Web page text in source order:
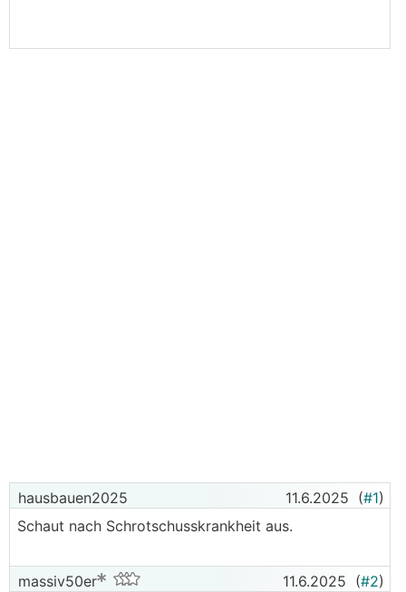
hausbauen2025 11.6.2025 (#1)
Schaut nach Schrotschusskrankheit aus.
massiv50er 11.6.2025 (#2)